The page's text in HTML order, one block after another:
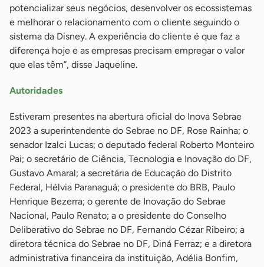
potencializar seus negócios, desenvolver os ecossistemas
e melhorar o relacionamento com o cliente seguindo o
sistema da Disney. A experiência do cliente é que faz a
diferença hoje e as empresas precisam empregar o valor
que elas têm”, disse Jaqueline.
Autoridades
Estiveram presentes na abertura oficial do Inova Sebrae
2023 a superintendente do Sebrae no DF, Rose Rainha; o
senador Izalci Lucas; o deputado federal Roberto Monteiro
Pai; o secretário de Ciência, Tecnologia e Inovação do DF,
Gustavo Amaral; a secretária de Educação do Distrito
Federal, Hélvia Paranaguá; o presidente do BRB, Paulo
Henrique Bezerra; o gerente de Inovação do Sebrae
Nacional, Paulo Renato; a o presidente do Conselho
Deliberativo do Sebrae no DF, Fernando Cézar Ribeiro; a
diretora técnica do Sebrae no DF, Diná Ferraz; e a diretora
administrativa financeira da instituição, Adélia Bonfim,